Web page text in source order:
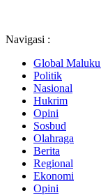
Navigasi :
Global
Politik
Nasional
Hukrim
Opini
Sosbud
Olahraga
Berita
Regional
Ekonomi
Opini